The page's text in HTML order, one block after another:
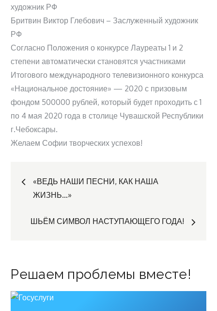
художник РФ
Бритвин Виктор Глебович – Заслуженный художник
РФ
Согласно Положения о конкурсе Лауреаты 1 и 2
степени автоматически становятся участниками
Итогового международного телевизионного конкурса
«Национальное достояние» — 2020 с призовым
фондом 500000 рублей, который будет проходить с 1
по 4 мая 2020 года в столице Чувашской Республики
г.Чебоксары.
Желаем Софии творческих успехов!
Навигация
по
«ВЕДЬ НАШИ ПЕСНИ, КАК НАША
ЖИЗНЬ…»
ШЬЁМ СИМВОЛ НАСТУПАЮЩЕГО ГОДА!
Решаем проблемы вместе!